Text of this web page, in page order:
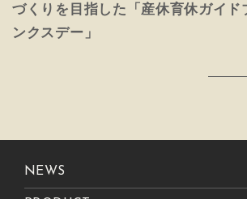
づくりを目指した「産休育休ガイド
ンクスデー」
NEWS